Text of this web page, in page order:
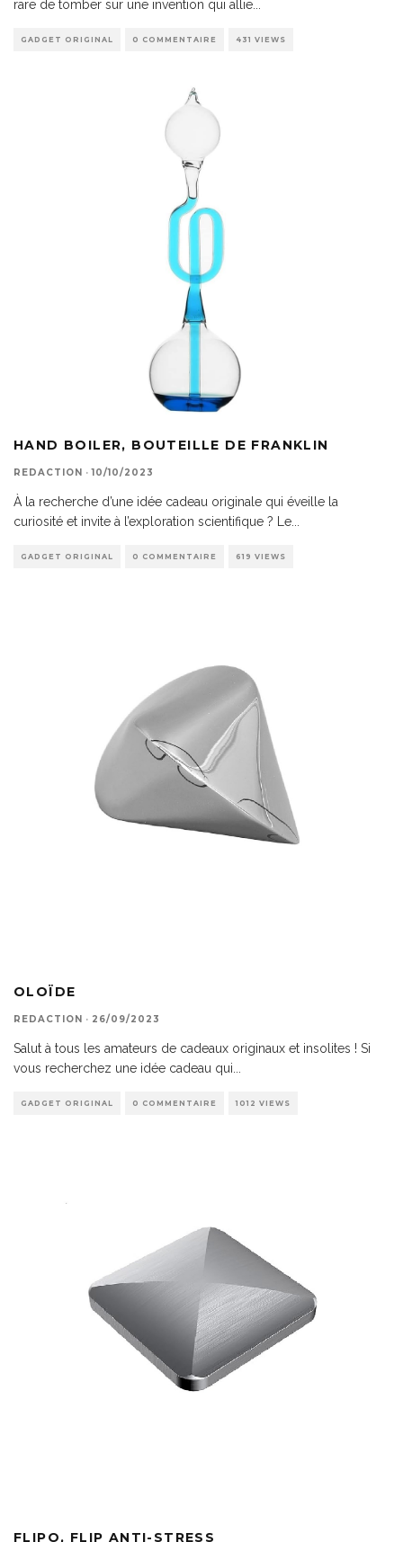
rare de tomber sur une invention qui allie...
GADGET ORIGINAL 0 COMMENTAIRE 431 VIEWS
HAND BOILER, BOUTEILLE DE FRANKLIN
REDACTION · 10/10/2023
À la recherche d’une idée cadeau originale qui éveille la
curiosité et invite à l’exploration scientifique ? Le...
GADGET ORIGINAL 0 COMMENTAIRE 619 VIEWS
OLOÏDE
REDACTION · 26/09/2023
Salut à tous les amateurs de cadeaux originaux et insolites ! Si
vous recherchez une idée cadeau qui
GADGET ORIGINAL 0 COMMENTAIRE 1012 VIEWS
FLIPO, FLIP ANTI-STRESS